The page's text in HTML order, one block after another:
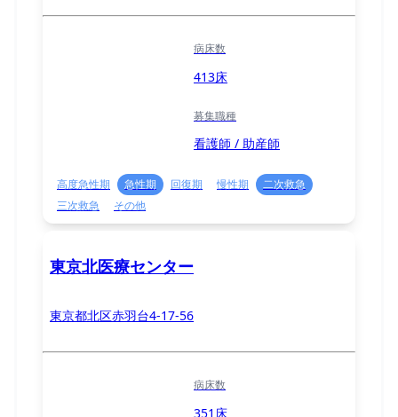
病床数
413床
募集職種
看護師 / 助産師
高度急性期 急性期 回復期 慢性期
二次救急
三次救急
その他
東京北医療センター
東京都北区赤羽台4-17-56
病床数
351床